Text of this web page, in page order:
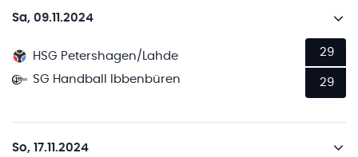
Sa, 09.11.2024
HSG Petershagen/Lahde
SG Handball Ibbenbüren
29
29
So, 17.11.2024